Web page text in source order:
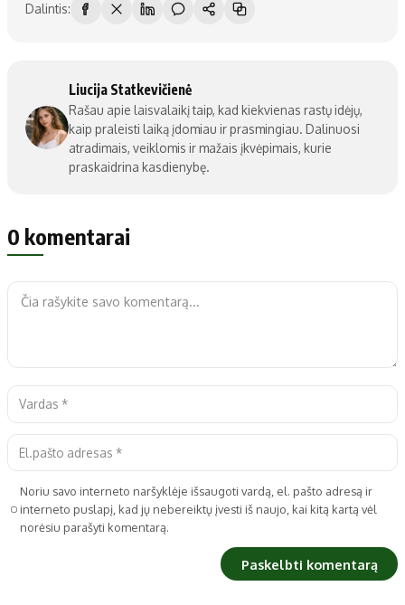
Dalintis:
Liucija Statkevičienė
Rašau apie laisvalaikį taip, kad kiekvienas rastų idėjų,
kaip praleisti laiką įdomiau ir prasmingiau. Dalinuosi
atradimais, veiklomis ir mažais įkvėpimais, kurie
praskaidrina kasdienybę.
0 komentarai
Noriu savo interneto naršyklėje išsaugoti vardą, el. pašto adresą ir
interneto puslapį, kad jų nebereiktų įvesti iš naujo, kai kitą kartą vėl
norėsiu parašyti komentarą.